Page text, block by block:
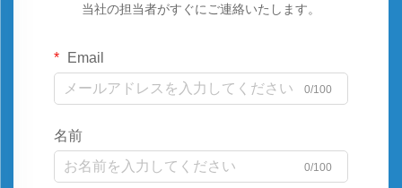
当社の担当者がすぐにご連絡いたします。
Email
0/100
名前
0/100